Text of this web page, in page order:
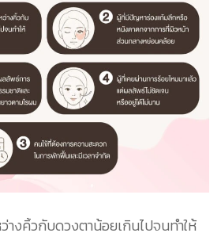
างคิ้วกับดวงตาน้อยเกินไปจนทำให้